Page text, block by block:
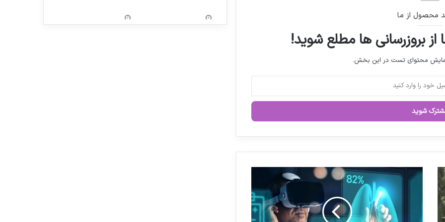
امنیت دارویی بخشی از امنیت ملی است
انتشار اسامی محصولات بهداشتی غیرمجاز
روش های درمانی SMA در کشورهای پیشرفته
محصول از ما
بروزرسانی ها مطلع شوید!
محتوای تست در این بخش.
ا
ت